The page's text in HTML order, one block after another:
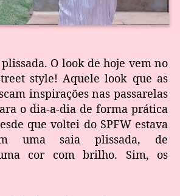
O look de hoje vem no
style! Aquele look que as
inspirações nas passarelas
o dia-a-dia de forma prática
que voltei do SPFW estava
uma saia plissada, de
cor com brilho. Sim, os